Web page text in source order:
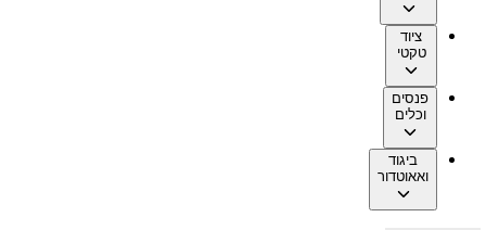
ציוד
טקטי
פנסים
וכלים
ביגוד
ואאוטדור